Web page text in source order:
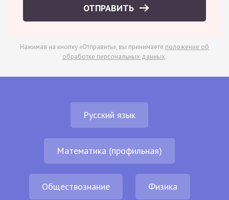
ОТПРАВИТЬ
Нажимая на кнопку «Отправить», вы принимаете положение об
обработке персональных данных.
Русский язык
Математика (профильная)
Обществознание Физика